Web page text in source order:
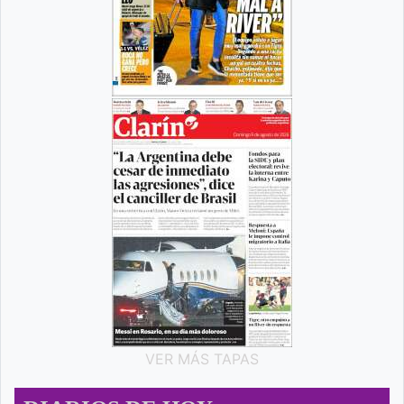
VER MÁS TAPAS